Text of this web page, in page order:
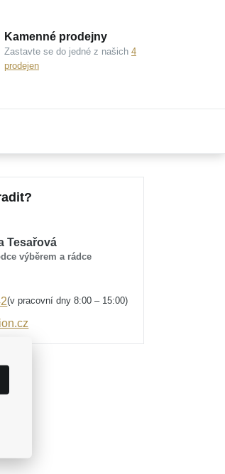
Kamenné prodejny
Zastavte se do jedné z našich 4
prodejen
Tesařová
výběrem a rádce
(v pracovní dny 8:00 – 15:00)